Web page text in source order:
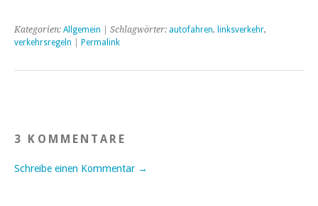
Kategorien: Allgemein | Schlagwörter: autofahren, linksverkehr,
verkehrsregeln
Permalink
3 KOMMENTARE
Schreibe einen Kommentar →